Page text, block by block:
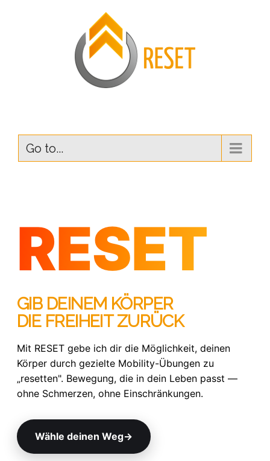
Go to...
RESET
GIB DEINEM KÖRPER
DIE FREIHEIT ZURÜCK
Mit RESET gebe ich dir die Möglichkeit, deinen
Körper durch gezielte Mobility-Übungen zu
„resetten". Bewegung, die in dein Leben passt —
ohne Schmerzen, ohne Einschränkungen.
Wähle deinen Weg→